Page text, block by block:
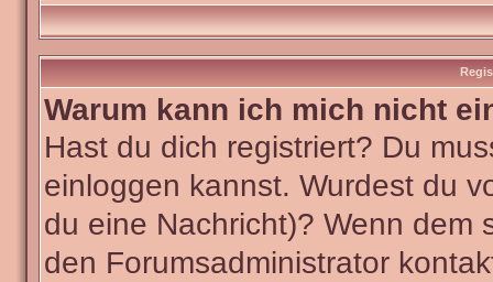
Warum kann ich mich nicht
Hast du dich registriert? Du
einloggen kannst. Wurdest du
du eine Nachricht)? Wenn dem
den Forumsadministrator